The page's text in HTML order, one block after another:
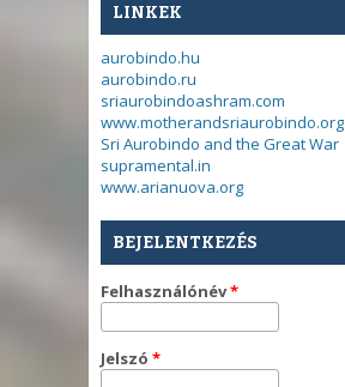
LINKEK
aurobindo.hu
aurobindo.ru
sriaurobindoashram.com
www.motherandsriaurobindo.org
Sri Aurobindo and the Great War
supramental.in
www.arianuova.org
BEJELENTKEZÉS
Felhasználónév*
Jelszó *